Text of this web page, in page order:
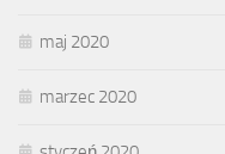
maj 2020
marzec 2020